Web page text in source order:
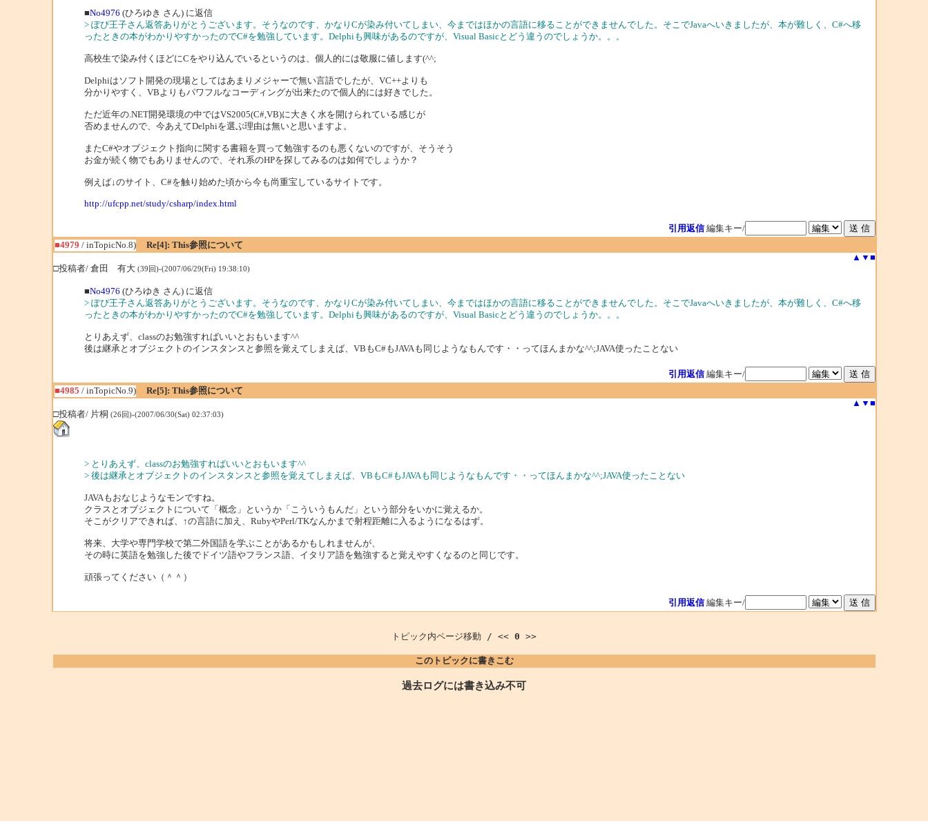
■No4976 (ひろゆき さん) に返信
> ぽぴ王子さん返答ありがとうございます。そうなのです、かなりCが染み付いてしまい、今まではほかの言語に移ることができませんでした。そこでJavaへいきましたが、本が難しく、C#へ移
ったときの本がわかりやすかったのでC#を勉強しています。Delphiも興味があるのですが、Visual Basicとどう違うのでしょうか。。。
高校生で染み付くほどにCをやり込んでいるというのは、個人的には敬服に値します(^^;
Delphiはソフト開発の現場としてはあまりメジャーで無い言語でしたが、VC++よりも
分かりやすく、VBよりもパワフルなコーディングが出来たので個人的には好きでした。
ただ近年の.NET開発環境の中ではVS2005(C#,VB)に大きく水を開けられている感じが
否めませんので、今あえてDelphiを選ぶ理由は無いと思いますよ。
またC#やオブジェクト指向に関する書籍を買って勉強するのも悪くないのですが、そうそう
お金が続く物でもありませんので、それ系のHPを探してみるのは如何でしょうか？
例えば↓のサイト、C#を触り始めた頃から今も尚重宝しているサイトです。
http://ufcpp.net/study/csharp/index.html
引用返信 編集キー/
■4979 / inTopicNo.8)
Re[4]: This参照について
▲ ▼ ■
□投稿者/ 倉田 有大 (39回)-(2007/06/29(Fri) 19:38:10)
■No4976 (ひろゆき さん) に返信
> ぽぴ王子さん返答ありがとうございます。そうなのです、かなりCが染み付いてしまい、今まではほかの言語に移ることができませんでした。そこでJavaへいきましたが、本が難しく、C#へ移
ったときの本がわかりやすかったのでC#を勉強しています。Delphiも興味があるのですが、Visual Basicとどう違うのでしょうか。。。
とりあえず、classのお勉強すればいいとおもいます^^
後は継承とオブジェクトのインスタンスと参照を覚えてしまえば、VBもC#もJAVAも同じようなもんです・・ってほんまかな^^;JAVA使ったことない
引用返信 編集キー/
■4985 / inTopicNo.9)
Re[5]: This参照について
▲ ▼ ■
□投稿者/ 片桐 (26回)-(2007/06/30(Sat) 02:37:03)
> とりあえず、classのお勉強すればいいとおもいます^^
> 後は継承とオブジェクトのインスタンスと参照を覚えてしまえば、VBもC#もJAVAも同じようなもんです・・ってほんまかな^^;JAVA使ったことない
JAVAもおなじようなモンですね。
クラスとオブジェクトについて「概念」というか「こういうもんだ」という部分をいかに覚えるか。
そこがクリアできれば、↑の言語に加え、RubyやPerl/TKなんかまで射程距離に入るようになるはず。
将来、大学や専門学校で第二外国語を学ぶことがあるかもしれませんが、
その時に英語を勉強した後でドイツ語やフランス語、イタリア語を勉強すると覚えやすくなるのと同じです。
頑張ってください（＾＾）
引用返信 編集キー/
トピック内ページ移動 / << 0 >>
このトピックに書きこむ
過去ログには書き込み不可